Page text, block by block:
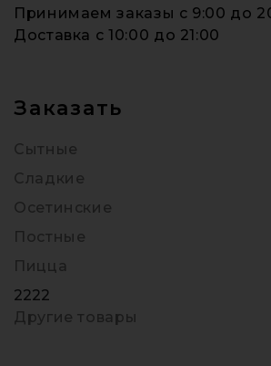
Принимаем заказы c 9:00 до
Доставка c 10:00 до 21:00
Заказать
Сытные
Сладкие
Осетинские
Постные
Пицца
2222
Другие товары